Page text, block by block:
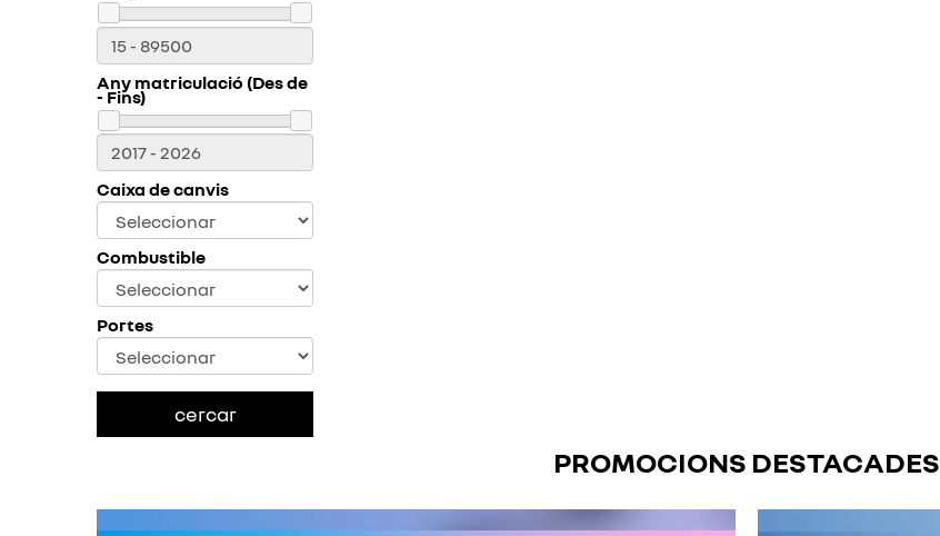
Any matriculació (Des de
- Fins)
Caixa de canvis
Combustible
Portes
PROMOCIONS DESTACADES